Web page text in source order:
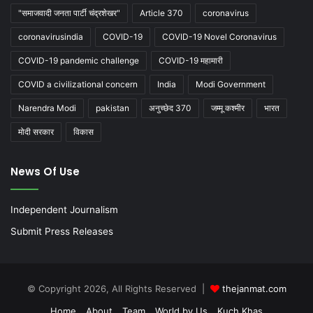
"समाजवादी जनता पार्टी चंद्रशेखर" Article 370 coronavirus
coronavirusindia COVID-19 COVID-19 Novel Coronavirus
COVID-19 pandemic challenge COVID-19 महामारी
COVID a civilizational concern India Modi Government
Narendra Modi pakistan अनुच्छेद 370 जम्मू कश्मीर भारत
मोदी सरकार विकास
News Of Use
Independent Journalism
Submit Press Releases
© Copyright 2026, All Rights Reserved |
thejanmat.com
Home
About Team World by Us Kuch Khas